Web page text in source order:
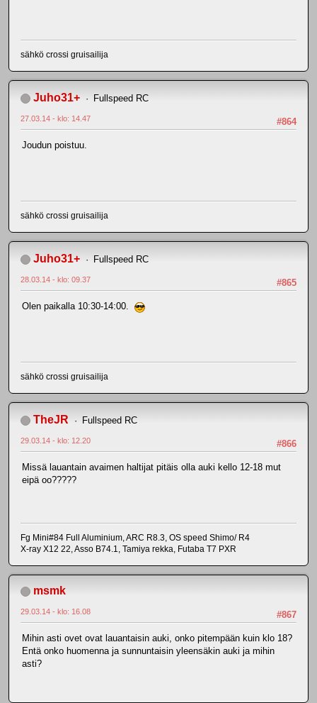
sähkö crossi gruisailija
Juho31+ Fullspeed RC
#864
27.03.14 - klo: 14.47
Joudun poistuu.
sähkö crossi gruisailija
Juho31+ Fullspeed RC
#865
28.03.14 - klo: 09.37
Olen paikalla 10:30-14:00.
sähkö crossi gruisailija
TheJR Fullspeed RC
#866
29.03.14 - klo: 12.20
Missä lauantain avaimen haltijat pitäis olla auki kello 12-18 mut
eipä oo?????
Fg Mini#84 Full Aluminium, ARC R8.3, OS speed Shimo/ R4
X-ray X12 22, Asso B74.1, Tamiya rekka, Futaba T7 PXR
msmk
#867
29.03.14 - klo: 16.08
Mihin asti ovet ovat lauantaisin auki, onko pitempään kuin klo 18?
Entä onko huomenna ja sunnuntaisin yleensäkin auki ja mihin
asti?